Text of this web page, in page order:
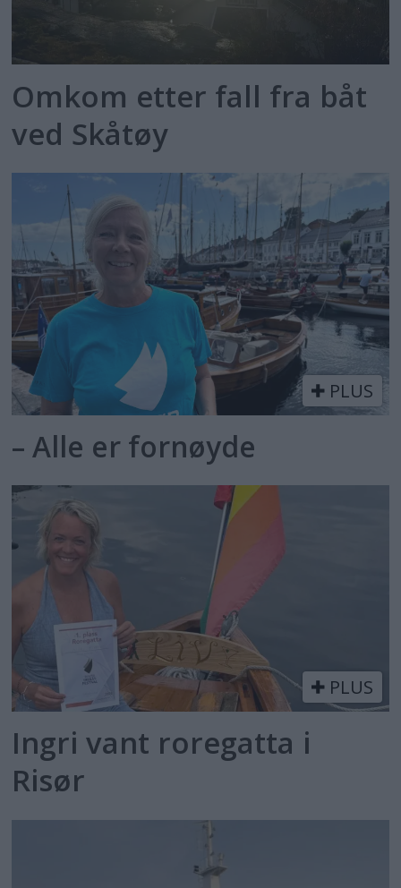
Omkom etter fall fra båt
ved Skåtøy
PLUS
– Alle er fornøyde
PLUS
Ingri vant roregatta i
Risør